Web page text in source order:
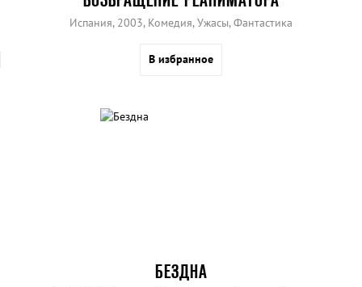
Испания, 2003, Комедия, Ужасы, Фантастика
В избранное
БЕЗДНА